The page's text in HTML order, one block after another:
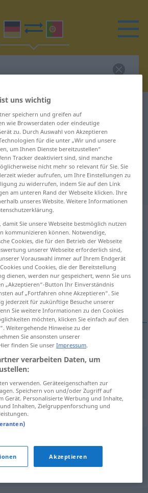
für "Heimkehr"
: Femininum
anklicken/antippen)
für "Heimkehr"
uns wichtig
speichern und greifen auf
wie Browserdaten oder eindeutige
zu. Durch Auswahl von Akzeptieren
für die unter „Wir und unsere
um Ihnen Dienste bereitzustellen“
Tracker deaktiviert sind, sind manche
nicht mehr so relevant für Sie. Sie
wieder aufrufen, um Ihre Einstellungen zu
zu widerrufen, indem Sie auf den Link
am unteren Rand der Webseite klicken. Ihre
unseres Website. Weitere Informationen
Sie unsere Webseite bestmöglich nutzen
kommunizieren können. Notwendige,
Cookies, die für den Betrieb der Webseite
unserer Webseite erforderlich sind,
Vorauswahl immer auf Ihrem Endgerät
und Cookies, die der Bereitstellung
dienen, werden nur gespeichert, wenn Sie uns
„Akzeptieren“-Button Ihr Einverständnis
auf „Fortfahren ohne Akzeptieren“. Sie
jederzeit für zukünftige Besuche unserer
Sie weitere Informationen zu den Cookies
möchten, klicken Sie einfach auf den
Weitergehende Hinweise zu der
Sie ansonsten unserer
finden Sie unserImpressum.
verarbeiten Daten, um
verwenden. Geräteeigenschaften zur
Speichern von und/oder Zugriff auf
Gerät. Personalisierte Werbung und Inhalte,
Inhalten, Zielgruppenforschung und
Akzeptieren